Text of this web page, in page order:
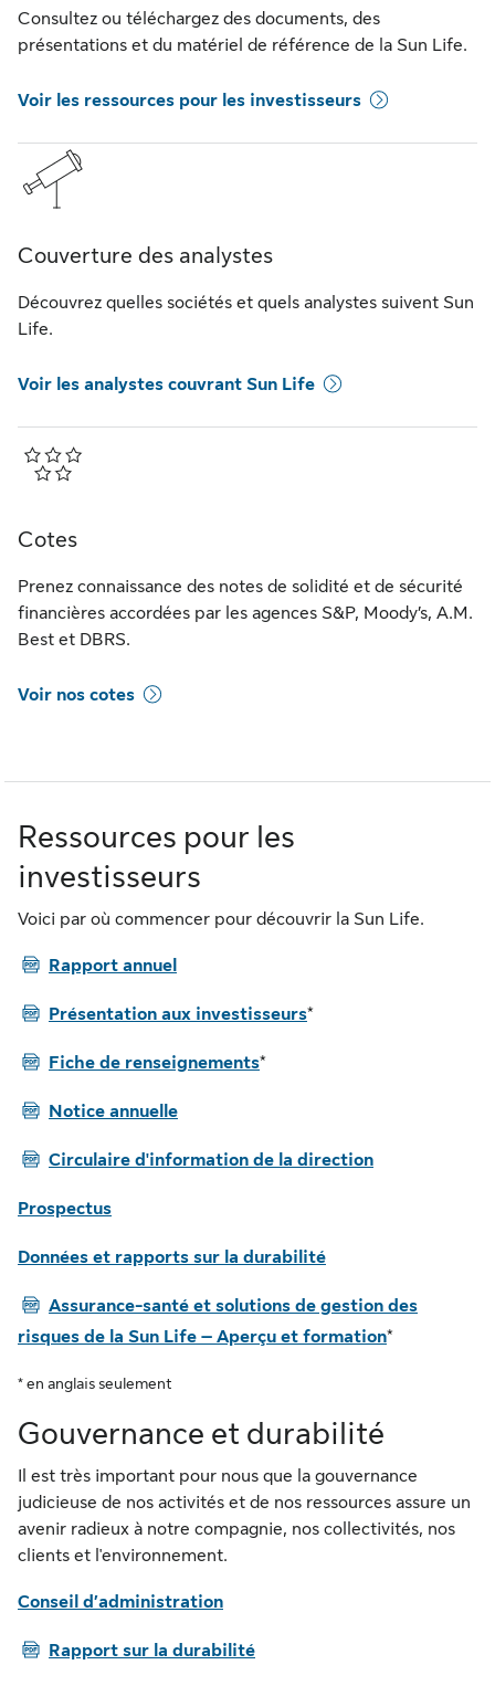
Consultez ou téléchargez des documents, des
présentations et du matériel de référence de la Sun Life.
Voir les ressources pour les investisseurs
Couverture des analystes
Découvrez quelles sociétés et quels analystes suivent Sun
Life.
Voir les analystes couvrant Sun Life
Cotes
Prenez connaissance des notes de solidité et de sécurité
financières accordées par les agences S&P, Moody’s, A.M.
Best et DBRS.
Voir nos cotes
Ressources pour les
investisseurs
Voici par où commencer pour découvrir la Sun Life.
PDFRapport annuel
PDFPrésentation aux investisseurs*
PDFFiche de renseignements*
PDFNotice annuelle
PDFCirculaire d'information de la direction
Prospectus
Données et rapports sur la durabilité
PDFAssurance-santé et solutions de gestion des
risques de la Sun Life – Aperçu et formation*
* en anglais seulement
Gouvernance et durabilité
Il est très important pour nous que la gouvernance
judicieuse de nos activités et de nos ressources assure un
avenir radieux à notre compagnie, nos collectivités, nos
clients et l'environnement.
Conseil d’administration
PDFRapport sur la durabilité